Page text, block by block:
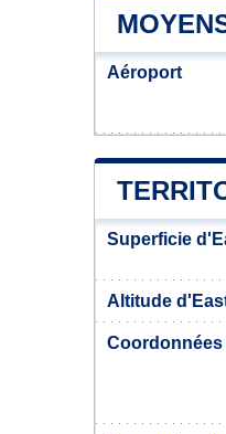
Aéroport
Superficie
Altitude